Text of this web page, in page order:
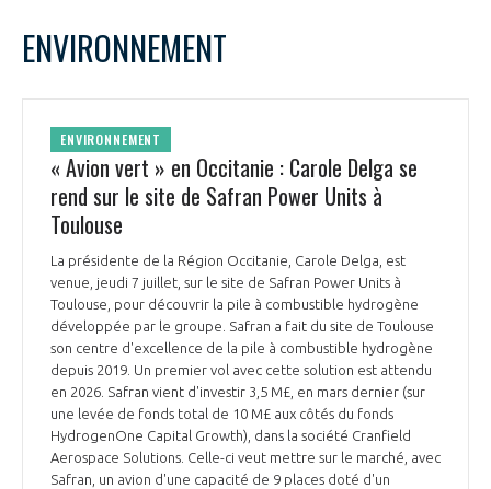
PRÉSENTATION
NOTRE VISION
NOS MISSIONS
NOTRE HISTOIRE
ORGANISATION
L’ÉQUIPE DU GIFAS
NOS RÉSEAUX À L'INTERNATIONAL
FONCTIONNEMENT
GEADS
COMITÉ AERO PME
STARTAIR
ACCOMPAGNEMENT DE NOS ADHÉRENTS
LES PROGRAMMES DU GIFAS
UN ÉCOSYSTÈME INTÉGRÉ ET COHÉRENT
LA MÉDIATION
LA MÉDIATION DANS LA FILIÈRE AÉRONAUTIQUE ET SPATIALE
LE SALON DU BOURGET
L
M
1 2
3
4
11
12 14 15
19 22 23
ENVIRONNEMENT
ENVIRONNEMENT
« Avion vert » en Occitanie : Carole Delga se
rend sur le site de Safran Power Units à
Toulouse
La présidente de la Région Occitanie, Carole Delga, est
venue, jeudi 7 juillet, sur le site de Safran Power Units à
Toulouse, pour découvrir la pile à combustible hydrogène
développée par le groupe. Safran a fait du site de Toulouse
son centre d'excellence de la pile à combustible hydrogène
depuis 2019. Un premier vol avec cette solution est attendu
en 2026. Safran vient d'investir 3,5 M£, en mars dernier (sur
une levée de fonds total de 10 M£ aux côtés du fonds
HydrogenOne Capital Growth), dans la société Cranfield
Aerospace Solutions. Celle-ci veut mettre sur le marché, avec
Safran, un avion d'une capacité de 9 places doté d'un
Rejoignez une filière d’excellence et développez
Découvrez les avantages d'adhérer au GIFAS.
Rencontres, salons, données sectorielles,